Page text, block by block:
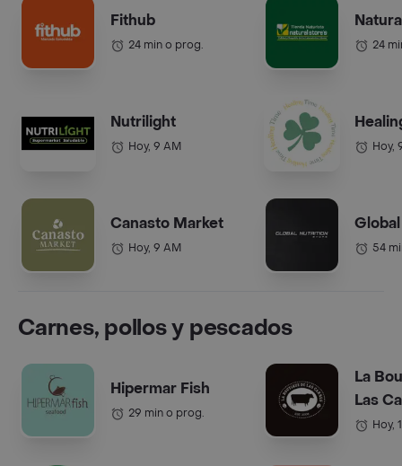
Fithub
24 min o prog.
Nutrilight
Hoy, 9 AM
Canasto Market
Hoy, 9 AM
24
Hoy,
54
Carnes, pollos y pescados
Hipermar Fish
29 min o prog.
La
Las
Hoy,